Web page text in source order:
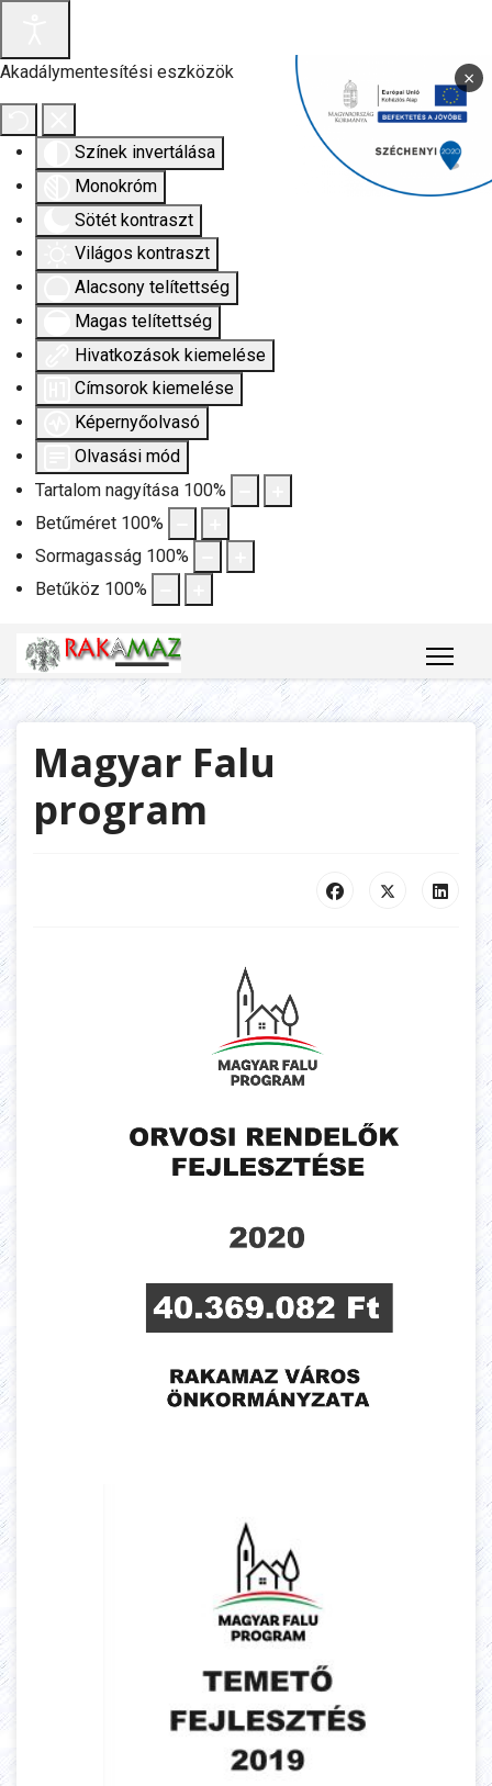
Akadálymentesítési eszközök
Színek invertálása
Monokróm
Sötét kontraszt
Világos kontraszt
Alacsony telítettség
Magas telítettség
Hivatkozások kiemelése
Címsorok kiemelése
Képernyőolvasó
Olvasási mód
Tartalom nagyítása 100%
Betűméret 100%
Sormagasság 100%
Betűköz 100%
Magyar Falu
program
×